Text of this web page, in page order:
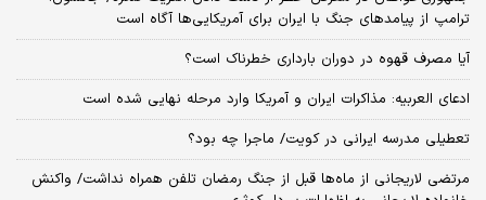
ترامپ از پیامدهای جنگ با ایران برای آمریکایی‌ها آگاه است
آیا مصرف قهوه در دوران بارداری خطرناک است؟
ادعای العربیه: مذاکرات ایران و آمریکا وارد مرحله نهایی شده است
تعطیلی مدرسه ایرانی در کویت/ ماجرا چه بود؟
مرتضی لاریجانی از ماه‌ها قبل از جنگ رمضان تلفن همراه نداشت/ واکنش